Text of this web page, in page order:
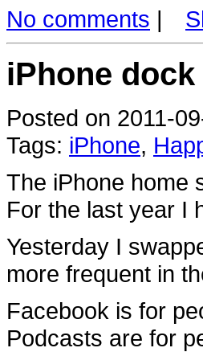
No comments |
iPhone dock
Posted on 2011-
Tags: iPhone,
The iPhone home
For the last year I
Yesterday I
more frequent in
Facebook is for
Podcasts are for